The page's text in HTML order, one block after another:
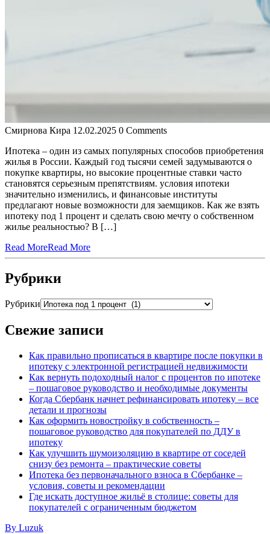
Смирнова Кира 12.02.2025 0 Comments
Ипотека – один из самых популярных способов приобретения
жилья в России. Каждый год тысячи семей задумываются о
покупке квартиры, но высокие процентные ставки часто
становятся серьезным препятствиям. условия ипотеки
значительно изменились, и финансовые институты
предлагают новые возможности для заемщиков. Как же взять
ипотеку под 1 процент и сделать свою мечту о собственном
жилье реальностью? В […]
Read MoreRead More
Рубрики
Рубрики
Свежие записи
Как правильно прописаться в квартире после покупки в
ипотеку с электронной регистрацией недвижимости
Как вернуть подоходный налог с процентов по ипотеке
– пошаговое руководство и необходимые документы
Когда Сбербанк начнет рефинансировать ипотеку – все
детали и прогнозы
Как оформить новостройку в собственность –
пошаговое руководство для покупателей по ДДУ в
ипотеку
Как улучшить шумоизоляцию в квартире от соседей
снизу без ремонта – практические советы
Ипотека без первоначального взноса в Сбербанке –
условия, советы и рекомендации
Где искать доступное жильё в столице: советы для
покупателей с ограниченным бюджетом
By Luzuk